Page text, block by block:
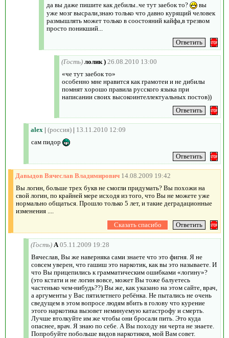
да вы даже пишите как дебилы..че тут заебок то?
вы
уже мозг высрали,знаю только что давно курящий человек
размышлять может только в соостояний кайфа,в трезвом
просто поникший...
(Гость) лолик ) 26.08.2010 13:00
«че тут заебок то»
особенно мне нравится как грамотеи и не дибилы
помнят хорошо правила русского языка при
написании своих высокоинтеллектуальных постов))
alex | (россия) | 13.11.2010 12:09
сам пидор
Давыдов Вячеслав Владимирович 14.08.2009 19:42
Вы логин, больше трех букв не смогли придумать? Вы похожи на
свой логин, по крайней мере исходя из того, что Вы не можете уже
нормально общаться. Прошло только 5 лет, и такие деградационные
изменения ....
(Гость) А 05.11.2009 19:28
Вячеслав, Вы же наверняка сами знаете что это фигня. Я не
совсем уверен, что гашиш это наркотик, как вы это называете. И
что Вы прицепились к грамматическим ошибками «логину»?
(это кстати и не логин вовсе, может Вы тоже балуетесь
частенько чем-нибудь??) Вы же, как указано на этом сайте, врач,
а аргументы у Вас пятилетнего ребёнка. Не пытались не очень
сведущем в этом вопросе людям вбить в голову что курение
этого наркотика вызовет неминуемую катастрофу и смерть.
Лучше втолкуйте им же чтобы они бросали пить. Это куда
опаснее, врач. Я знаю по себе. А Вы походу ни черта не знаете.
Попробуйте побольше видов наркотиков, мой Вам совет.